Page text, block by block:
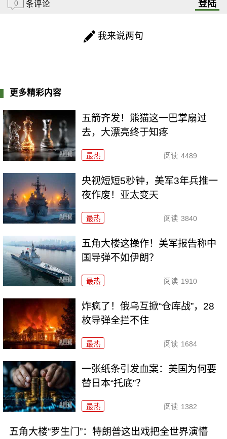
0 条评论 登陆
我来说两句
更多精彩内容
五箭齐发！熊猫这一巴掌扇过
去，大漂亮终于知疼
最热 阅读 4489
央视短短5秒钟，美军3年兵推一
夜作废！亚太变天
最热 阅读 3840
五角大楼这操作！美军报告称中
国导弹不如伊朗？
最热 阅读 1910
炸疯了！俄乌互掀“仓库战”，28
枚导弹全拦不住
最热 阅读 1684
一张纸条引发血案：美国为何要
替日本“托底”？
最热 阅读 1382
五角大楼“罗生门”：特朗普这出戏把全世界演懵